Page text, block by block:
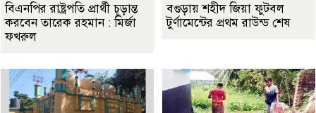
বিএনপির রাষ্ট্রপতি প্রার্থী চূড়ান্ত
করবেন তারেক রহমান : মির্জা
ফখরুল
বগুড়ায় শহীদ জিয়া ফুটবল
টুর্ণামেন্টের প্রথম রাউন্ড শেষ